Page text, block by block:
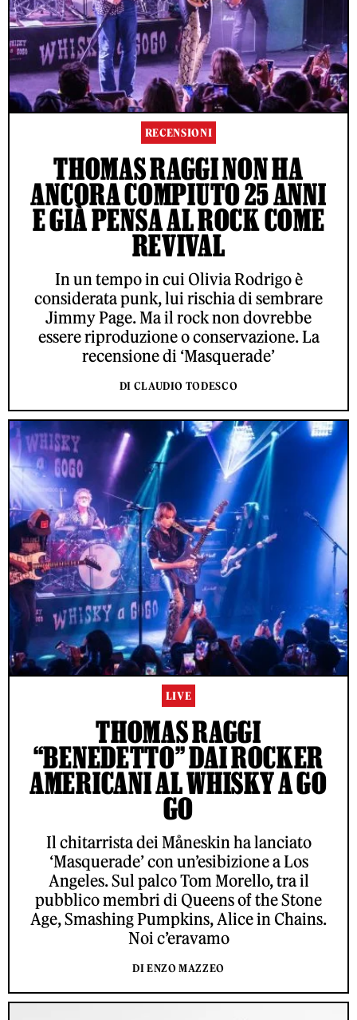
RECENSIONI
THOMAS RAGGI NON HA
ANCORA COMPIUTO 25 ANNI
E GIÀ PENSA AL ROCK COME
REVIVAL
In un tempo in cui Olivia Rodrigo è
considerata punk, lui rischia di sembrare
Jimmy Page. Ma il rock non dovrebbe
essere riproduzione o conservazione. La
recensione di ‘Masquerade’
DI CLAUDIO TODESCO
LIVE
THOMAS RAGGI
“BENEDETTO” DAI ROCKER
AMERICANI AL WHISKY A GO
GO
Il chitarrista dei Måneskin ha lanciato
‘Masquerade’ con un’esibizione a Los
Angeles. Sul palco Tom Morello, tra il
pubblico membri di Queens of the Stone
Age, Smashing Pumpkins, Alice in Chains.
Noi c’eravamo
DI ENZO MAZZEO